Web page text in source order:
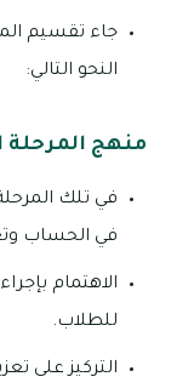
جاء تقسيم
النحو التالي:
منهج المرحلة
في تلك
في الحساب
الاهتمام
للطلاب.
التركيز على